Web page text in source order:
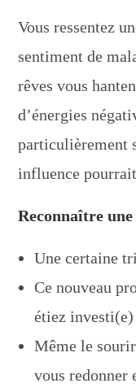
Vous ressentez
sentiment de
rêves vous
d’énergies
particulièrement
influence
Reconnaître
Une certaine
Ce nouveau
étiez
Même le
vous redonner